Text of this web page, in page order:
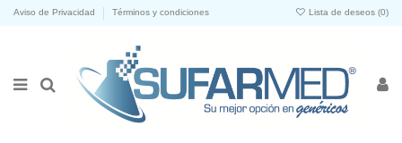
Aviso de Privacidad Términos y condiciones Lista de deseos (0)